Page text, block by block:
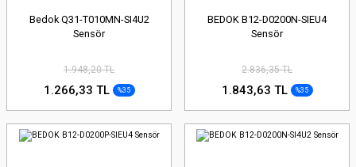
Bedok Q31-T010MN-SI4U2
Sensör
1.948,20 TL
1.266,33 TL %35
BEDOK B12-D0200N-SIEU4
Sensör
2.836,35 TL
1.843,63 TL %35